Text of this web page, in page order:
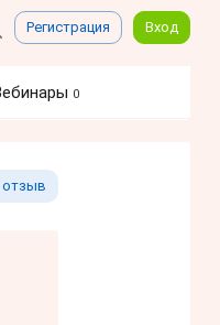
Регистрация Вход
0